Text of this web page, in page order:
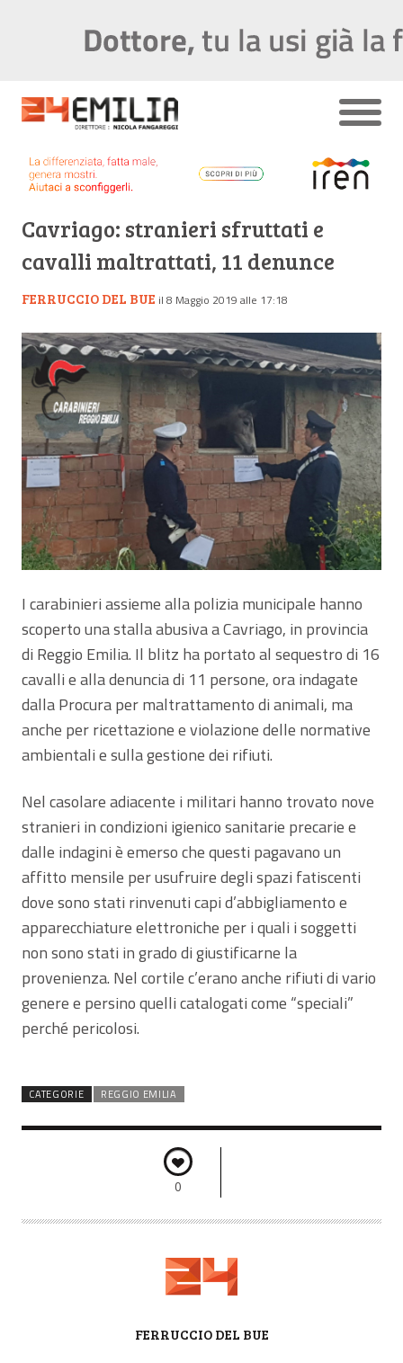
Cavriago: stranieri sfruttati e
cavalli maltrattati, 11 denunce
FERRUCCIO DEL BUE il 8 Maggio 2019 alle 17:18
I carabinieri assieme alla polizia municipale hanno
scoperto una stalla abusiva a Cavriago, in provincia
di Reggio Emilia. Il blitz ha portato al sequestro di 16
cavalli e alla denuncia di 11 persone, ora indagate
dalla Procura per maltrattamento di animali, ma
anche per ricettazione e violazione delle normative
ambientali e sulla gestione dei rifiuti.
Nel casolare adiacente i militari hanno trovato nove
stranieri in condizioni igienico sanitarie precarie e
dalle indagini è emerso che questi pagavano un
affitto mensile per usufruire degli spazi fatiscenti
dove sono stati rinvenuti capi d’abbigliamento e
apparecchiature elettroniche per i quali i soggetti
non sono stati in grado di giustificarne la
provenienza. Nel cortile c’erano anche rifiuti di vario
genere e persino quelli catalogati come “speciali”
perché pericolosi.
CATEGORIE REGGIO EMILIA
0
FERRUCCIO DEL BUE